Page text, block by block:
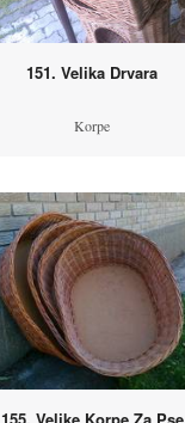
151. Velika Drvara
Korpe